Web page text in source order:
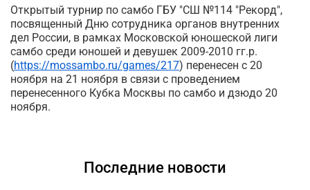
Открытый турнир по самбо ГБУ "СШ №114 "Рекорд",
посвященный Дню сотрудника органов внутренних
дел России, в рамках Московской юношеской лиги
самбо среди юношей и девушек 2009-2010 гг.р.
(https://mossambo.ru/games/217) перенесен с 20
ноября на 21 ноября в связи с проведением
перенесенного Кубка Москвы по самбо и дзюдо 20
ноября.
Последние новости